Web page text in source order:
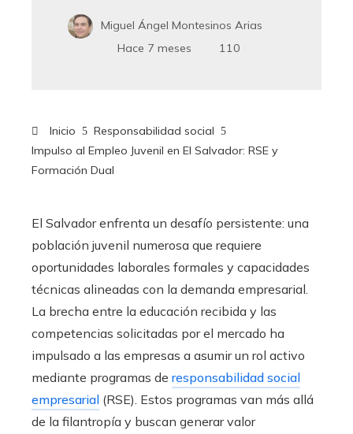
Miguel Ángel Montesinos Arias
Hace 7 meses
110
Inicio
Responsabilidad social
Impulso al Empleo Juvenil en El Salvador: RSE y
Formación Dual
El Salvador enfrenta un desafío persistente: una
población juvenil numerosa que requiere
oportunidades laborales formales y capacidades
técnicas alineadas con la demanda empresarial.
La brecha entre la educación recibida y las
competencias solicitadas por el mercado ha
impulsado a las empresas a asumir un rol activo
mediante programas de responsabilidad social
empresarial (RSE). Estos programas van más allá
de la filantropía y buscan generar valor